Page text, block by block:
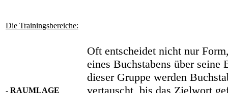
Die Trainingsbereiche:
- RAUMLAGE
Oft entscheidet nicht nur
eines Buchstabens über seine
dieser Gruppe werden
vertauscht, bis das Zielwort